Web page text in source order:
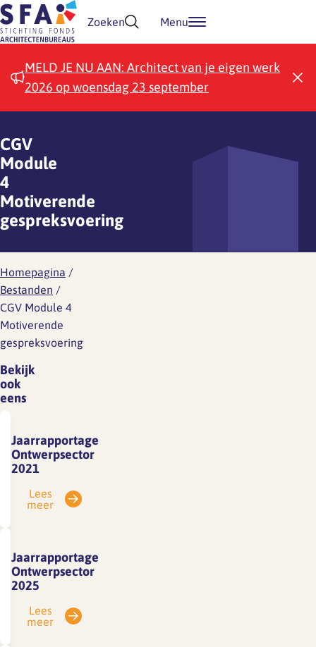
Doorgaan naar inhoud
Zoeken Menu
MELD JE NU AAN: Architect van je eigen werk
2026 op woensdag 23 september
CGV
Module
4
Motiverende
gespreksvoering
Homepagina /
Bestanden /
CGV Module 4
Motiverende
gespreksvoering
Bekijk
ook
eens
Jaarrapportage
Ontwerpsector
2021
Lees
meer
Jaarrapportage
Ontwerpsector
2025
Lees
meer